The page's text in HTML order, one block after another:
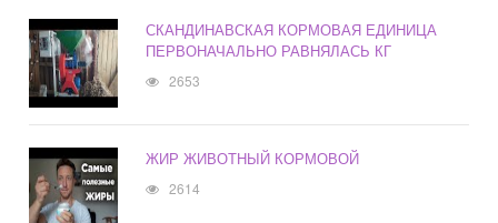
СКАНДИНАВСКАЯ КОРМОВАЯ ЕДИНИЦА
ПЕРВОНАЧАЛЬНО РАВНЯЛАСЬ КГ
2653
ЖИР ЖИВОТНЫЙ КОРМОВОЙ
2614